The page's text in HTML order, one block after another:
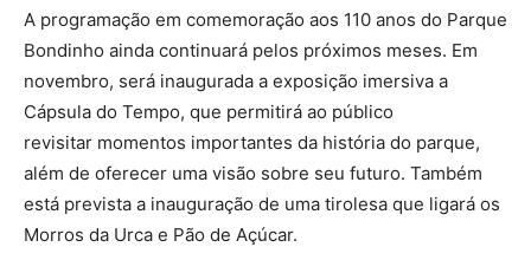
A programação em comemoração aos 110 anos do Parque
Bondinho ainda continuará pelos próximos meses. Em
novembro, será inaugurada a exposição imersiva a
Cápsula do Tempo, que permitirá ao público
revisitar momentos importantes da história do parque,
além de oferecer uma visão sobre seu futuro. Também
está prevista a inauguração de uma tirolesa que ligará os
Morros da Urca e Pão de Açúcar.